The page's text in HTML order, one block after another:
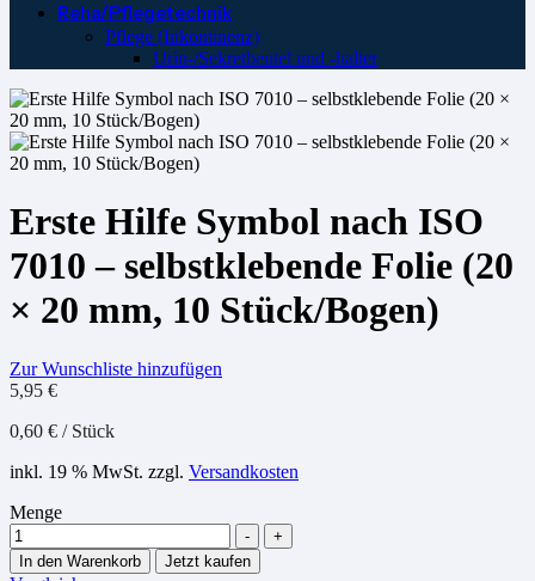
Reha/Pflegetechnik
Pflege (Inkontinenz)
Urin-/Sekretbeutel und -halter
Erste Hilfe Symbol nach ISO
7010 – selbstklebende Folie (20
× 20 mm, 10 Stück/Bogen)
Zur Wunschliste hinzufügen
5,95 €
0,60 € / Stück
inkl. 19 % MwSt. zzgl. Versandkosten
Menge
-
+
In den Warenkorb
Jetzt kaufen